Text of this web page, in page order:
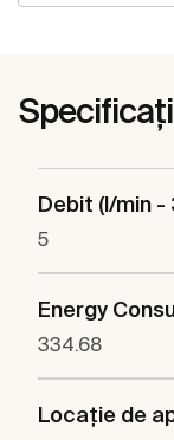
Debit (l/min -
5
Energy
334.68
Locaţie de